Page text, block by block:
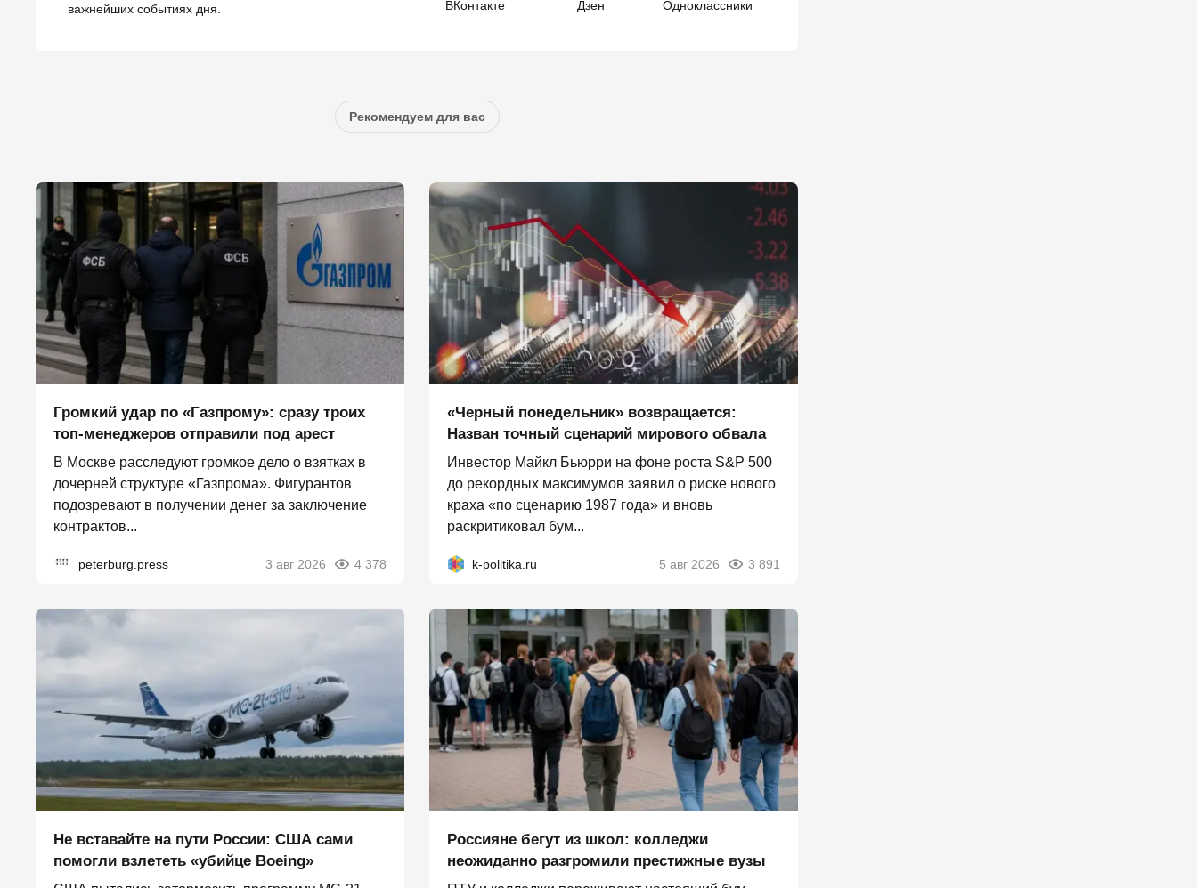
важнейших событиях дня.
ВКонтакте Дзен Одноклассники
Рекомендуем для вас
Громкий удар по «Газпрому»: сразу троих
топ-менеджеров отправили под арест
В Москве расследуют громкое дело о взятках в
дочерней структуре «Газпрома». Фигурантов
подозревают в получении денег за заключение
контрактов...
peterburg.press 3 авг 2026 4 378
«Черный понедельник» возвращается:
Назван точный сценарий мирового обвала
Инвестор Майкл Бьюрри на фоне роста S&P 500
до рекордных максимумов заявил о риске нового
краха «по сценарию 1987 года» и вновь
раскритиковал бум...
k-politika.ru 5 авг 2026 3 891
Не вставайте на пути России: США сами
помогли взлететь «убийце Boeing»
Россияне бегут из школ: колледжи
неожиданно разгромили престижные вузы